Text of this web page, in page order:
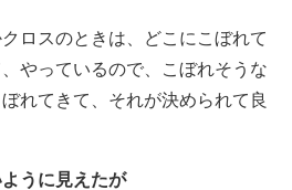
ロスのときは、どこにこぼれて
やっているので、こぼれそうな
れてきて、それが決められて良
うに見えたが